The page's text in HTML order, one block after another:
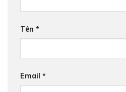
Tên *
Email *